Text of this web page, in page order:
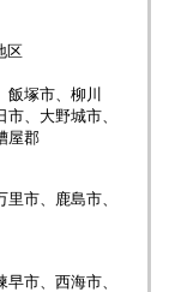
区
飯塚市、柳川
、大野城市、
屋郡
市、鹿島市、
市、西海市、